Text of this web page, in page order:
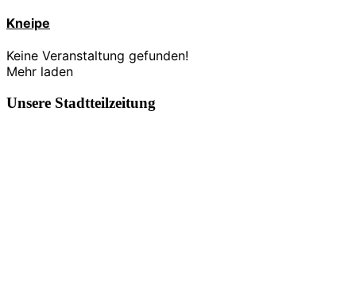
Kneipe
Keine Veranstaltung gefunden!
Mehr laden
Unsere Stadtteilzeitung